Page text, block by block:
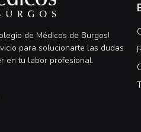
de Médicos de Burgos!
para solucionarte las dudas
en tu labor profesional.